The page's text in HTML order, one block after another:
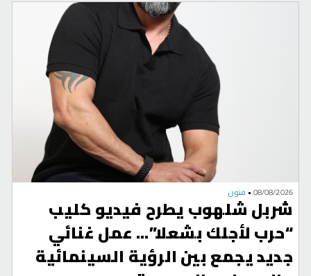
08/08/2026
• فنون
شربل شلهوب يطرح فيديو كليب
“حرب لأجلك بشعلا”... عمل غنائي
جديد يجمع بين الرؤية السينمائية